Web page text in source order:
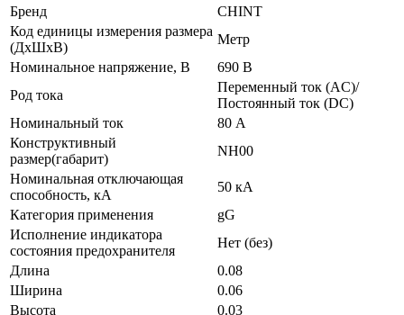
Бренд
CHINT
Код единицы измерения размера
(ДхШхВ)
Метр
Номинальное напряжение, В
690 В
Род тока
Переменный ток (AC)/
Постоянный ток (DC)
Номинальный ток
80 А
Конструктивный
размер(габарит)
NH00
Номинальная отключающая
способность, кА
50 кА
Категория применения
gG
Исполнение индикатора
состояния предохранителя
Нет (без)
Длина
0.08
Ширина
0.06
Высота
0.03